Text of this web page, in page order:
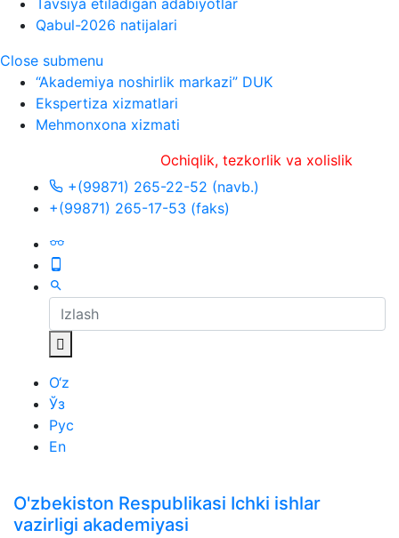
Tavsiya etiladigan adabiyotlar
Qabul-2026 natijalari
Close submenu
“Akademiya noshirlik markazi” DUK
Ekspertiza xizmatlari
Mehmonxona xizmati
Ochiqlik, tezkorlik va xolislik
+(99871) 265-22-52 (navb.)
+(99871) 265-17-53 (faks)
O‘z
Ўз
Рус
En
O'zbekiston Respublikasi Ichki ishlar
vazirligi akademiyasi